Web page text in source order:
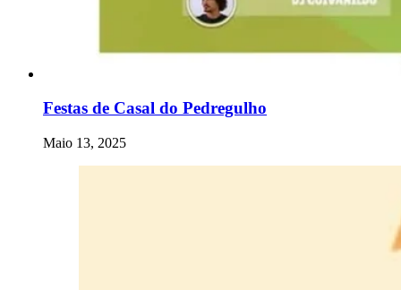
Festas de Casal do Pedregulho
Maio 13, 2025